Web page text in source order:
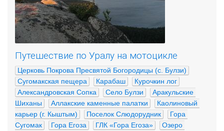
Путешествие по Уралу на мотоцикле
Церковь Покрова Пресвятой Богородицы (с. Булзи)
Сугомакская пещера
Карабаш
Курочкин лог
Александровская Сопка
Село Булзи
Аракульские
Шиханы
Аллакские каменные палатки
Каолиновый
карьер (г. Кыштым)
Поселок Слюдорудник
Гора
Сугомак
Гора Егоза ГЛК «Гора Егоза»
Озеро